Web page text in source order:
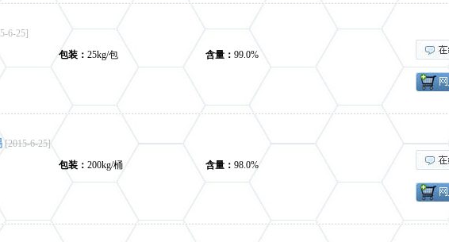
6-25]
包装： 25kg/包 含量： 99.0%
[2015-6-25]
包装： 200kg/桶 含量： 98.0%